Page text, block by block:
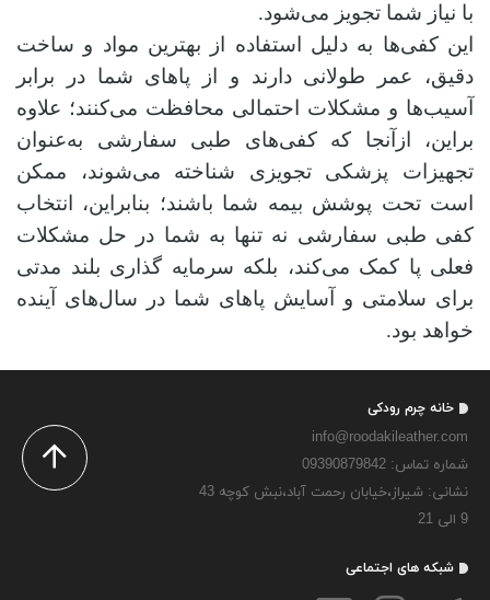
با نیاز شما تجویز می‌شود.
این کفی‌ها به‌ دلیل استفاده از بهترین مواد و ساخت
دقیق، عمر طولانی دارند و از پاهای شما در برابر
آسیب‌ها و مشکلات احتمالی محافظت می‌کنند؛ علاوه‌
براین، ازآنجا که کفی‌های طبی سفارشی به‌عنوان
تجهیزات پزشکی تجویزی شناخته می‌شوند، ممکن
است تحت پوشش بیمه شما باشند؛ بنابراین، انتخاب
کفی طبی سفارشی نه‌ تنها به شما در حل مشکلات
فعلی پا کمک می‌کند، بلکه سرمایه‌ گذاری بلند مدتی
برای سلامتی و آسایش پاهای شما در سال‌های آینده
خواهد بود.
خانه چرم رودکی
info@roodakileather.com
شماره تماس‌: 09390879842
نشانی: شیراز،خیابان رحمت آباد،نبش کوچه 43
9 الی 21
شبکه های اجتماعی